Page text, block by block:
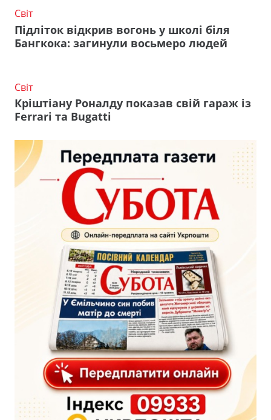
Світ
Підліток відкрив вогонь у школі біля
Бангкока: загинули восьмеро людей
Світ
Кріштіану Роналду показав свій гараж із
Ferrari та Bugatti